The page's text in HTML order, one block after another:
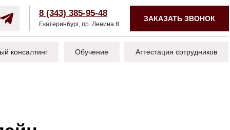
ЗАКАЗАТЬ ЗВОНОК
8 (343) 385-95-48
Екатеринбург, пр. Ленина 8
Аттестация сотрудников
Обучение
консалтинг